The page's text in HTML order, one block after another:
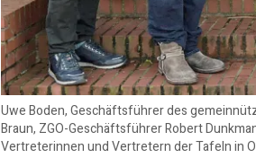
Uwe Boden, Geschäftsführer des
Braun, ZGO-Geschäftsführer Robert
Vertreterinnen und Vertretern der Tafeln in